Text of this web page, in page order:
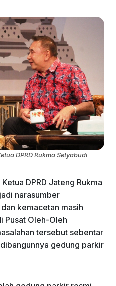
DPRD Rukma Setyabudi
DPRD Jateng Rukma
narasumber
kemacetan masih
Pusat Oleh-Oleh
tersebut sebentar
gedung parkir